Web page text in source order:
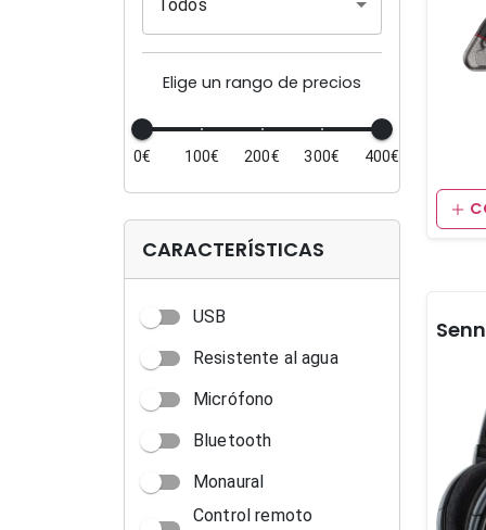
Todos
Elige un rango de precios
0€ 100€ 200€ 300€ 400€
CARACTERÍSTICAS
USB
Resistente al agua
Micrófono
Bluetooth
Monaural
Control remoto